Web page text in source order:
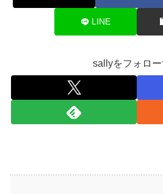
LINE
sallyをフォロー